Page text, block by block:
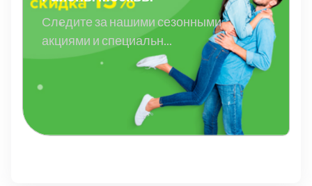
Следите за нашими сезонными
акциями и специальн...